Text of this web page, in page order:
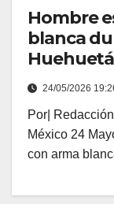
Hombre
blanca
24/05/2026
Por|
México 24
con arma